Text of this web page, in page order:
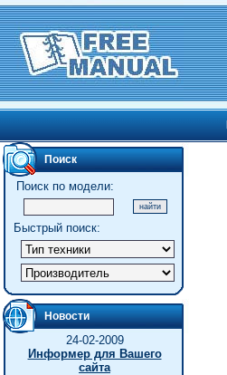
Поиск
Поиск по модели:
Быстрый поиск:
Новости
24-02-2009
Информер для Вашего
сайта